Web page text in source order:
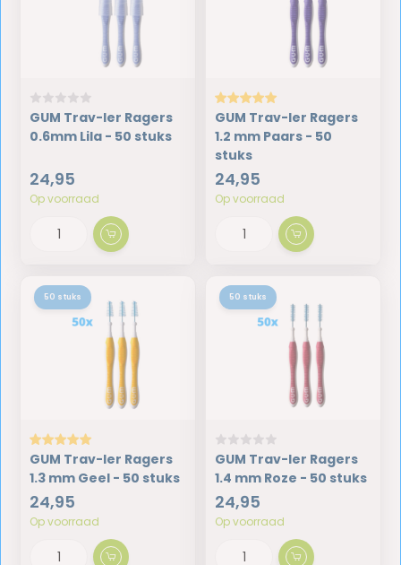
GUM Trav-ler Ragers
0.6mm Lila - 50 stuks
24,95
Op voorraad
GUM Trav-ler Ragers
1.2 mm Paars - 50
stuks
24,95
Op voorraad
50 stuks
GUM Trav-ler Ragers
1.3 mm Geel - 50 stuks
24,95
Op voorraad
50 stuks
GUM Trav-ler Ragers
1.4 mm Roze - 50 stuks
24,95
Op voorraad